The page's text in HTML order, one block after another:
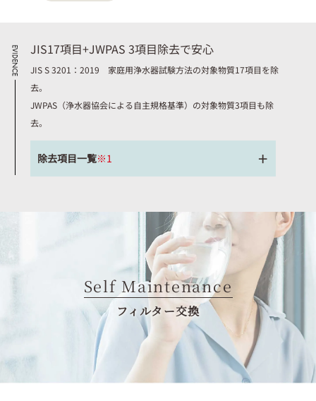
JIS17項目+JWPAS 3項目除去で安心
JIS S 3201：2019 家庭用浄水器試験方法の対象物質17項目を除
去。
JWPAS（浄水器協会による自主規格基準）の対象物質3項目も除
去。
除去項目一覧※1
Self Maintenance
フィルター交換